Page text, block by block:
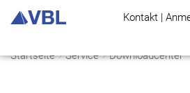
Kontakt |
Startseite Service Downloadcenter